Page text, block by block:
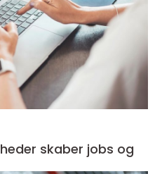
skaber jobs og